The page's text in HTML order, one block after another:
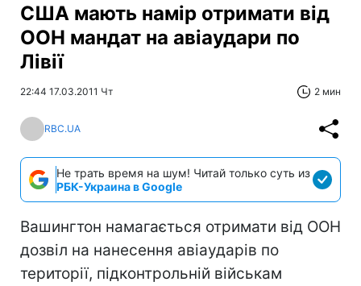
США мають намір отримати від
ООН мандат на авіаудари по
Лівії
22:44 17.03.2011 Чт 2 мин
RBC.UA
Не трать время на шум! Читай только суть из
РБК-Украина в Google
Вашингтон намагається отримати від ООН
дозвіл на нанесення авіаударів по
території, підконтрольній військам